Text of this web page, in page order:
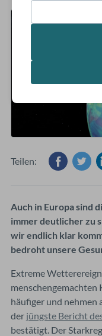
Teilen:
Auch in Europa sind
immer deutlicher zu
wir endlich klar
bedroht unsere
Extreme
menschengemachten
häufiger und nehmen
der jüngste Bericht
bestätigt. Der